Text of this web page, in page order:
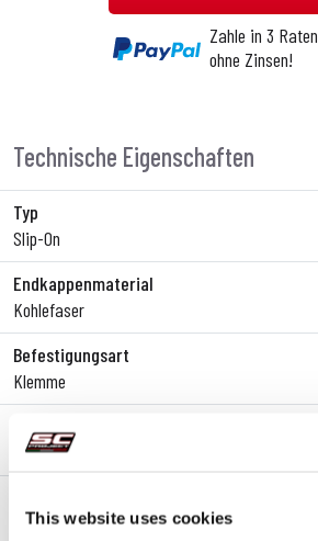
This website uses cookies
Zahle in 3 Raten
ohne Zinsen!
Technische Eigenschaften
Typ
Slip-On
Endkappenmaterial
Kohlefaser
Befestigungsart
Klemme
dB-killer
Ja
Ja - Für den Straßenverkehr zugelassen